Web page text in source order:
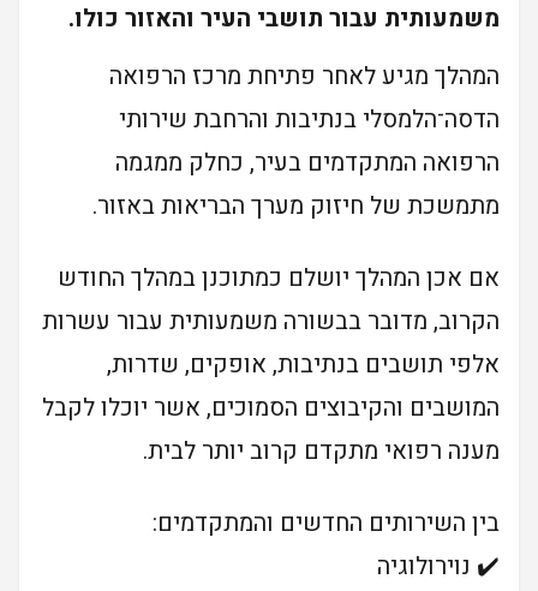
משמעותית עבור תושבי העיר והאזור כולו.
המהלך מגיע לאחר פתיחת מרכז הרפואה
הדסה־הלמסלי בנתיבות והרחבת שירותי
הרפואה המתקדמים בעיר, כחלק ממגמה
מתמשכת של חיזוק מערך הבריאות באזור.
אם אכן המהלך יושלם כמתוכנן במהלך החודש
הקרוב, מדובר בבשורה משמעותית עבור עשרות
אלפי תושבים בנתיבות, אופקים, שדרות,
המושבים והקיבוצים הסמוכים, אשר יוכלו לקבל
מענה רפואי מתקדם קרוב יותר לבית.
בין השירותים החדשים והמתקדמים:
✔️ נוירולוגיה